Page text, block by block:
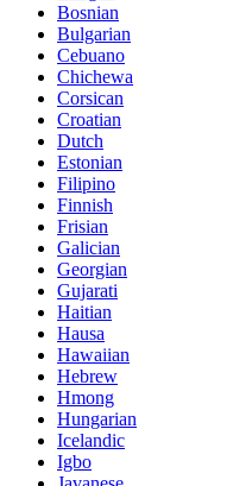
Bosnian
Bulgarian
Cebuano
Chichewa
Corsican
Croatian
Dutch
Estonian
Filipino
Finnish
Frisian
Galician
Georgian
Gujarati
Haitian
Hausa
Hawaiian
Hebrew
Hmong
Hungarian
Icelandic
Igbo